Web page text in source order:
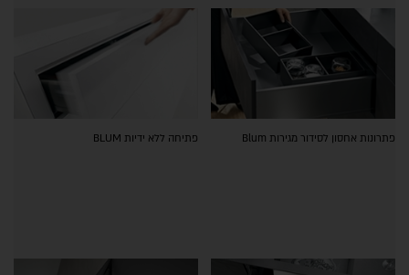
פתרונות אחסון לסידור מגירות Blum פתיחה ללא ידיות BLUM